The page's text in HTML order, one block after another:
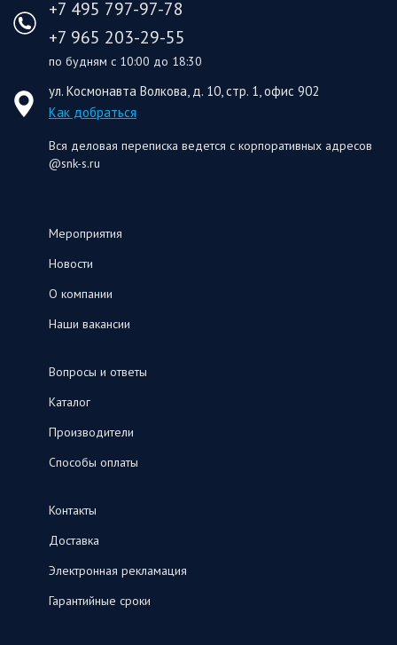
+7 495 797-97-78
+7 965 203-29-55
по будням с 10:00 до 18:30
ул. Космонавта Волкова, д. 10, стр. 1, офис 902
Как добраться
Вся деловая переписка ведется с корпоративных адресов
@snk-s.ru
Мероприятия
Новости
О компании
Наши вакансии
Вопросы и ответы
Каталог
Производители
Способы оплаты
Контакты
Доставка
Электронная рекламация
Гарантийные сроки